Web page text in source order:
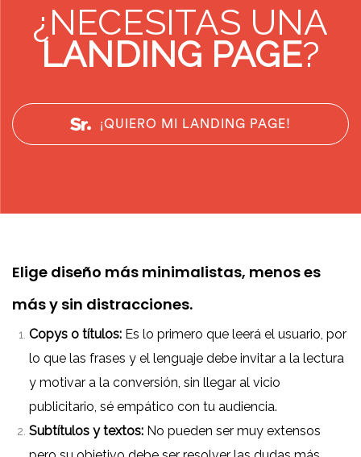
¿NECESITAS UNA
LANDING PAGE?
¡QUIERO MI LANDING PAGE!
Elige diseño más minimalistas, menos es
más y sin distracciones.
Copys o títulos: Es lo primero que leerá el usuario, por
lo que las frases y el lenguaje debe invitar a la lectura
y motivar a la conversión, sin llegar al vicio
publicitario, sé empático con tu audiencia.
Subtítulos y textos: No pueden ser muy extensos